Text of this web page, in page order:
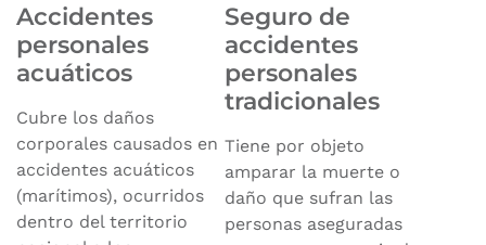
Accidentes
personales
acuáticos
Cubre los daños
corporales causados en
accidentes acuáticos
(marítimos), ocurridos
dentro del territorio
Seguro de
accidentes
personales
tradicionales
Tiene por objeto
amparar la muerte o
daño que sufran las
personas aseguradas